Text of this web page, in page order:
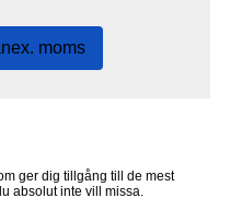
ex. moms
ger dig tillgång till de mest
absolut inte vill missa.